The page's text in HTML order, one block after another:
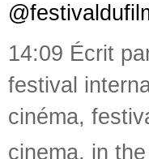
14:09 Écrit
festival
cinéma,
cinema, in